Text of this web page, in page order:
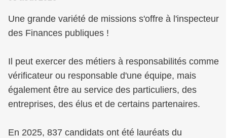
Une grande variété de missions s'offre à l'inspecteur
des Finances publiques !
Il peut exercer des métiers à responsabilités comme
vérificateur ou responsable d'une équipe, mais
également être au service des particuliers, des
entreprises, des élus et de certains partenaires.
En 2025, 837 candidats ont été lauréats du